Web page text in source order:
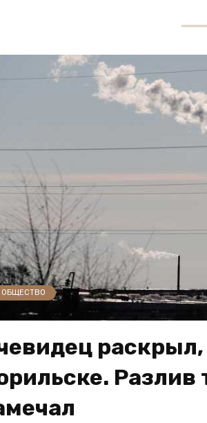
ОБЩЕСТВО
раскрыл,
Разлив